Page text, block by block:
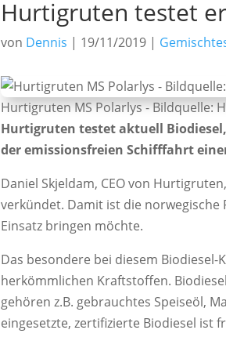
Hurtigruten testet
von Dennis | 19/11/2019 |
Hurtigruten MS Polarlys - Bildquelle:
Hurtigruten testet aktuell
der emissionsfreien Schifffahrt
Daniel Skjeldam, CEO von
verkündet. Damit ist die norwegische
Einsatz bringen möchte.
Das besondere bei diesem
herkömmlichen Kraftstoffen.
gehören z.B. gebrauchtes Speiseöl,
eingesetzte, zertifizierte Biodiesel ist